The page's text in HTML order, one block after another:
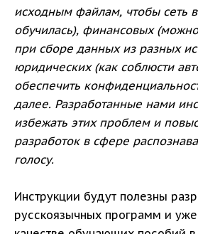
исходным файлам, чтобы сеть
обучилась), финансовых
при сборе данных из разных
юридических (как соблюсти
обеспечить
далее. Разработанные нами
избежать этих проблем и
разработок в сфере
голосу.
Инструкции будут полезны
русскоязычных программ и